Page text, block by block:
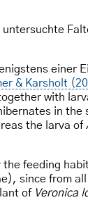
einer
& Karsholt
with
in the
the larva of
feeding
since from
of Veronica